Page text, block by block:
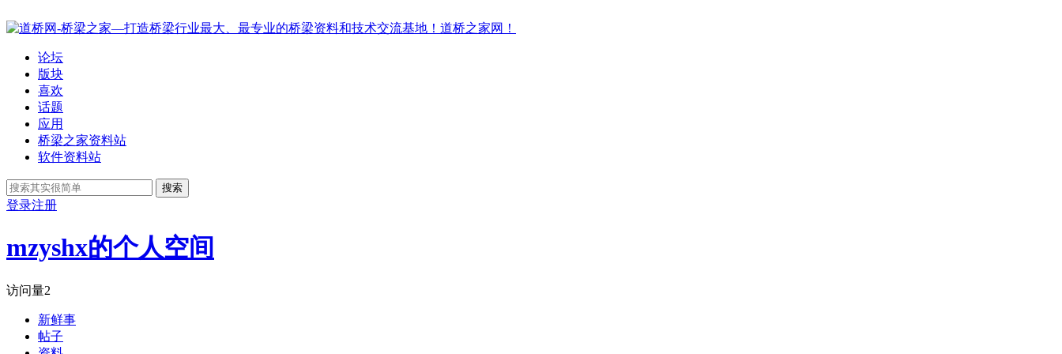
论坛
版块
喜欢
话题
应用
桥梁之家资料站
软件资料站
搜索
登录注册
mzyshx的个人空间
访问量2
新鲜事
帖子